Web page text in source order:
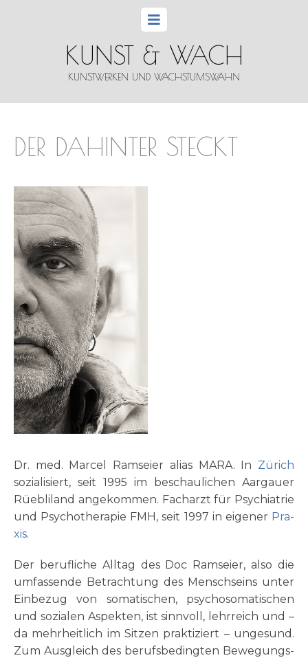
KUNST & WACH
KUNSTWERKEN UND WACHSTUMSWAHN
DER DAHINTER STECKT
Dr. med. Mar­cel Ram­sei­er ali­as MARA. In Zürich
sozia­li­siert, seit 1995 im beschau­lichen Aar­gau­er
Rüeb­li­land ange­kom­men. Fach­arzt für Psych­iatrie
und Psy­cho­the­ra­pie FMH, seit 1997 in eige­ner Pra­
xis.
Der beruf­li­che All­tag des Doc Ram­sei­er, also die
umfas­sende Betrach­tung des Mensch­seins unter
Ein­be­zug von soma­tischen, psycho­soma­tischen
und sozia­len Aspek­ten, ist sinn­voll, lehr­reich und –
da mehr­heit­lich im Sit­zen prakti­ziert – unge­sund.
Zum Aus­gleich des berufs­bedingten Bewe­gungs­